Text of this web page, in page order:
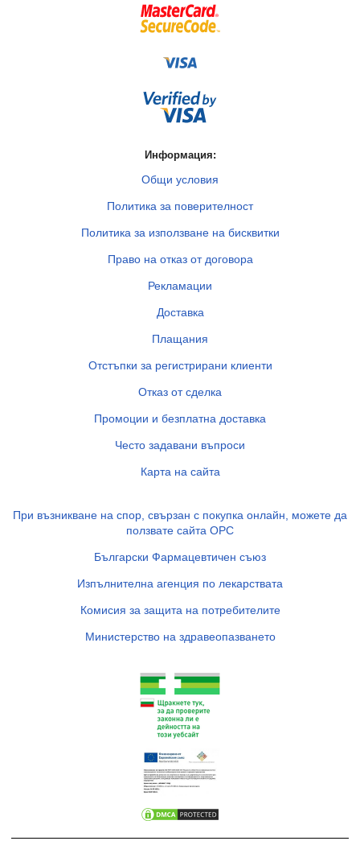
Информация:
Общи условия
Политика за поверителност
Политика за използване на бисквитки
Право на отказ от договора
Рекламации
Доставка
Плащания
Отстъпки за регистрирани клиенти
Отказ от сделка
Промоции и безплатна доставка
Често задавани въпроси
Карта на сайта
При възникване на спор, свързан с покупка онлайн, можете да
ползвате сайта ОРС
Български Фармацевтичен съюз
Изпълнителна агенция по лекарствата
Комисия за защита на потребителите
Министерство на здравеопазването